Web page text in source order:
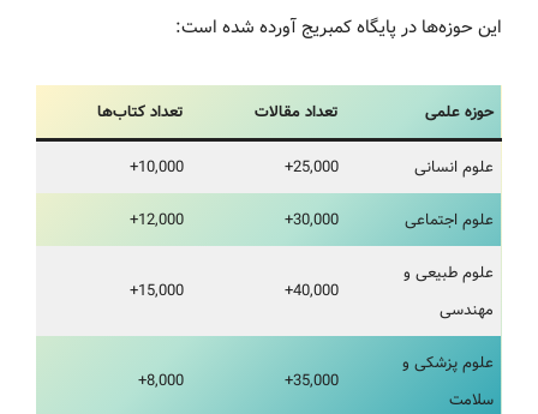
این حوزه‌ها در پایگاه کمبریج آورده شده است:
حوزه علمی تعداد مقالات تعداد کتاب‌ها
علوم انسانی 25,000+
10,000+
علوم اجتماعی 30,000+
12,000+
علوم طبیعی و
مهندسی
40,000+
15,000+
علوم پزشکی و
سلامت
35,000+
8,000+